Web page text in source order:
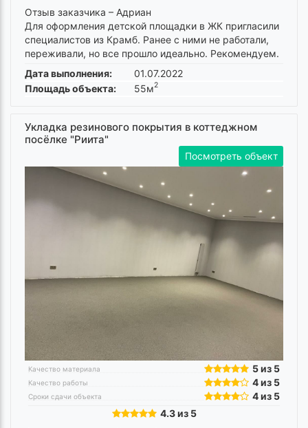
Отзыв заказчика – Адриан
Для оформления детской площадки в ЖК пригласили
специалистов из Крамб. Ранее с ними не работали,
переживали, но все прошло идеально. Рекомендуем.
Дата выполнения:
01.07.2022
Площадь объекта:
55м2
Укладка резинового покрытия в коттеджном
посёлке "Риита"
Посмотреть объект
Качество материала 5 из 5
Качество работы 4 из 5
Сроки сдачи объекта
4 из 5
4.3 из 5